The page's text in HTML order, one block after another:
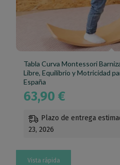
Tabla Curva Montessori
Libre, Equilibrio y Motricidad
España
63,90€
Plazo de entrega
23, 2026
Vista rápida